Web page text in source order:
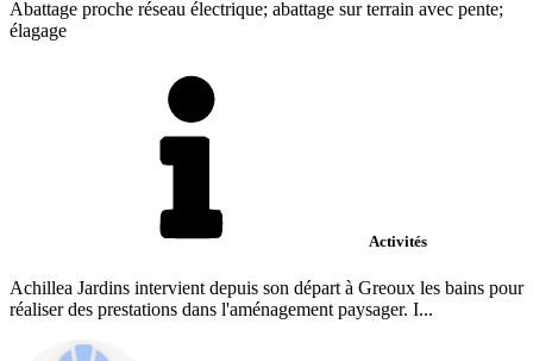
Abattage proche réseau électrique; abattage sur terrain avec pente;
élagage
Activités
Achillea Jardins intervient depuis son départ à Greoux les bains pour
réaliser des prestations dans l'aménagement paysager. I...